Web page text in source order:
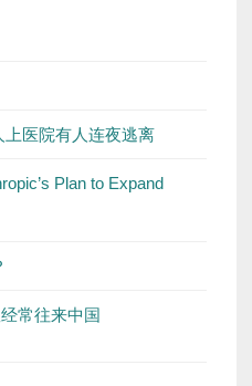
医院有人连夜逃离
Plan to Expand
常往来中国